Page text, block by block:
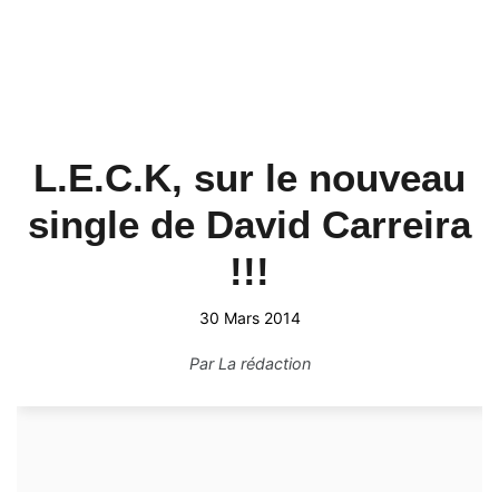
L.E.C.K, sur le nouveau
single de David Carreira
!!!
30 Mars 2014
ParLa rédaction